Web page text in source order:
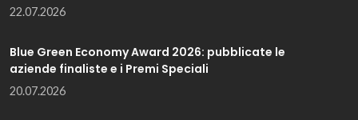
22.07.2026
Blue Green Economy Award 2026: pubblicate le
aziende finaliste e i Premi Speciali
20.07.2026